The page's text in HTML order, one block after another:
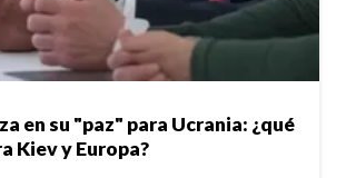
en su "paz" para Ucrania: ¿qué
Kiev y Europa?